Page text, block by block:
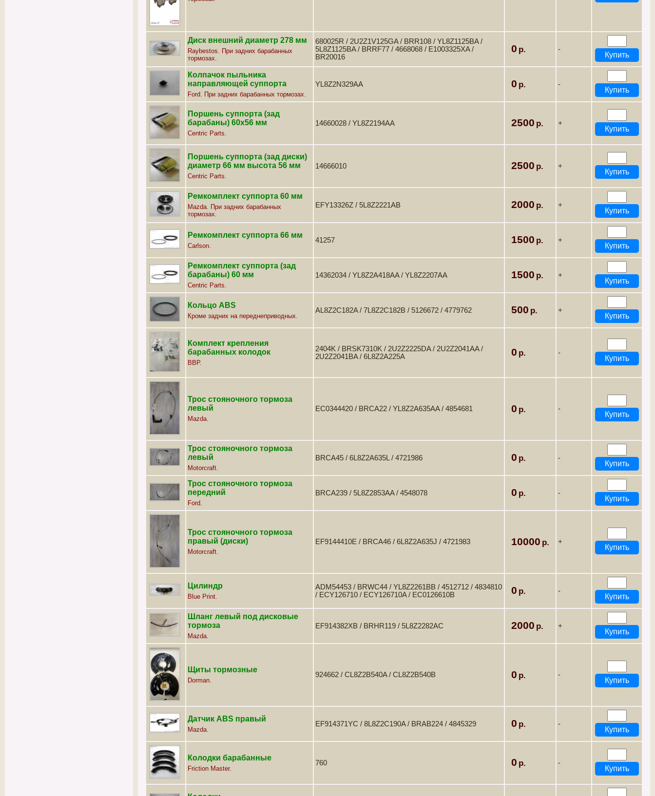
Диск внешний диаметр 278 мм
Raybestos. При задних барабанных
тормозах.
680025R / 2U2Z1V125GA / BRR108 / YL8Z1125BA /
5L8Z1125BA / BRRF77 / 4668068 / E1003325XA /
BR20016
0 -
Колпачок пыльника
направляющей суппорта
Ford. При задних барабанных тормозах.
YL8Z2N329AA 0 -
Поршень суппорта (зад
барабаны) 60х56 мм
Centric Parts.
14660028 / YL8Z2194AA 2500 +
Поршень суппорта (зад диски)
диаметр 66 мм высота 56 мм
Centric Parts.
14666010 2500 +
Ремкомплект суппорта 60 мм
Mazda. При задних барабанных
тормозах.
EFY13326Z / 5L8Z2221AB 2000 +
Ремкомплект суппорта 66 мм
Carlson.
41257 1500 +
Ремкомплект суппорта (зад
барабаны) 60 мм
Centric Parts.
14362034 / YL8Z2A418AA / YL8Z2207AA 1500 +
Кольцо ABS
Кроме задних на переднеприводных.
AL8Z2C182A / 7L8Z2C182B / 5126672 / 4779762 500 +
Комплект крепления
барабанных колодок
BBP.
2404K / BRSK7310K / 2U2Z2225DA / 2U2Z2041AA /
2U2Z2041BA / 6L8Z2A225A
0 -
Трос стояночного тормоза
левый
Mazda.
EC0344420 / BRCA22 / YL8Z2A635AA / 4854681 0 -
Трос стояночного тормоза
левый
Motorcraft.
BRCA45 / 6L8Z2A635L / 4721986 0 -
Трос стояночного тормоза
передний
Ford.
BRCA239 / 5L8Z2853AA / 4548078 0 -
Трос стояночного тормоза
правый (диски)
Motorcraft.
EF9144410E / BRCA46 / 6L8Z2A635J / 4721983 10000 +
Цилиндр
Blue Print.
ADM54453 / BRWC44 / YL8Z2261BB / 4512712 / 4834810
/ ECY126710 / ECY126710A / EC0126610B
0 -
Шланг левый под дисковые
тормоза
Mazda.
EF914382XB / BRHR119 / 5L8Z2282AC 2000 +
Щиты тормозные
Dorman.
924662 / CL8Z2B540A / CL8Z2B540B 0 -
Датчик ABS правый
Mazda.
EF914371YC / 8L8Z2C190A / BRAB224 / 4845329 0 -
Колодки барабанные
Friction Master.
760 0 -